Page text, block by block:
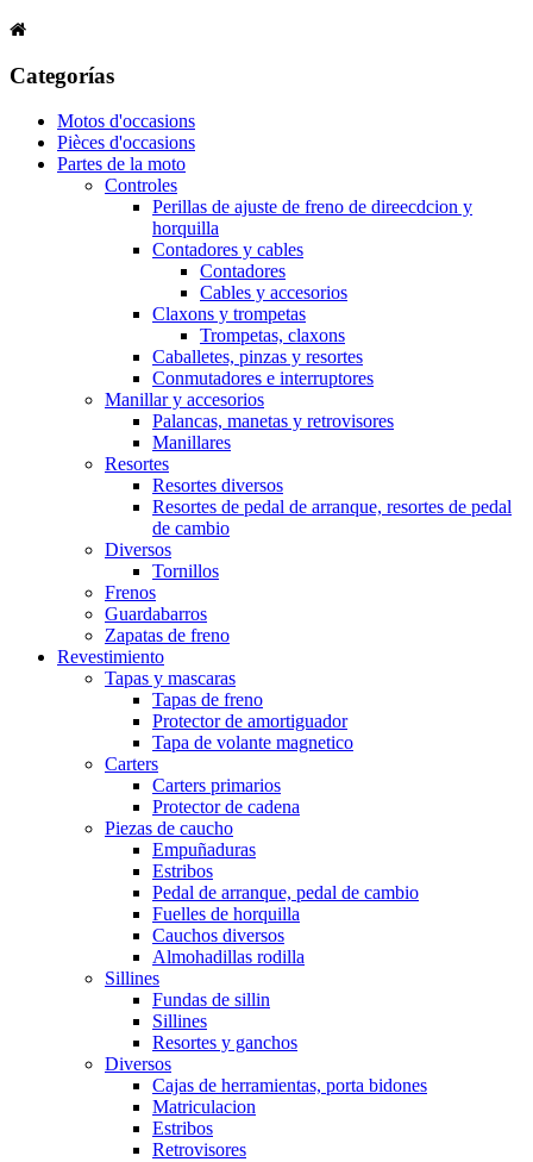
Categorías
Motos d'occasions
Pièces d'occasions
Partes de la moto
Controles
Perillas de ajuste de freno de direecdcion y
horquilla
Contadores y cables
Contadores
Cables y accesorios
Claxons y trompetas
Trompetas, claxons
Caballetes, pinzas y resortes
Conmutadores e interruptores
Manillar y accesorios
Palancas, manetas y retrovisores
Manillares
Resortes
Resortes diversos
Resortes de pedal de arranque, resortes de pedal
de cambio
Diversos
Tornillos
Frenos
Guardabarros
Zapatas de freno
Revestimiento
Tapas y mascaras
Tapas de freno
Protector de amortiguador
Tapa de volante magnetico
Carters
Carters primarios
Protector de cadena
Piezas de caucho
Empuñaduras
Estribos
Pedal de arranque, pedal de cambio
Fuelles de horquilla
Cauchos diversos
Almohadillas rodilla
Sillines
Fundas de sillin
Sillines
Resortes y ganchos
Diversos
Cajas de herramientas, porta bidones
Matriculacion
Estribos
Retrovisores